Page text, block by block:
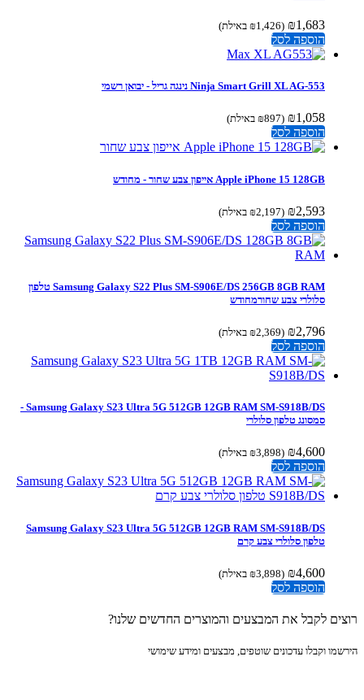
₪1,683
(
₪1,426 באילת)
הוספה לסל
Ninja Smart Grill XL AG-553 נינגה גריל - יבואן רשמי
₪1,058
(
₪ 897 באילת)
הוספה לסל
Apple iPhone 15 128GB אייפון צבע שחור - מחודש
₪2,593
(
₪2,197 באילת)
הוספה לסל
Samsung Galaxy S22 Plus SM-S906E/DS 256GB 8GB RAM טלפון
סלולרי צבע שחורמחודש
₪2,796
(
₪2,369 באילת)
הוספה לסל
Samsung Galaxy S23 Ultra 5G 512GB 12GB RAM SM-S918B/DS -
סמסונג טלפון סלולרי
₪4,600
(
₪3,898 באילת)
הוספה לסל
Samsung Galaxy S23 Ultra 5G 512GB 12GB RAM SM-S918B/DS
טלפון סלולרי צבע קרם
₪4,600
(
₪3,898 באילת)
הוספה לסל
לקבל את המבצעים והמוצרים החדשים שלנו?
וקבלו עדכונים שוטפים, מבצעים ומידע שימושי